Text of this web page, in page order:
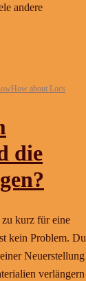
andere
about Locs
die
kurz für eine
kein Problem. Du
Neuerstellung
verlängern